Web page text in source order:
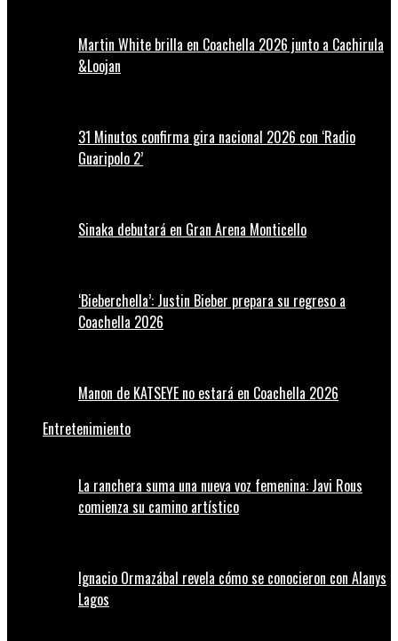
Martin White brilla en Coachella 2026 junto a Cachirula
&Loojan
31 Minutos confirma gira nacional 2026 con ‘Radio
Guaripolo 2’
Sinaka debutará en Gran Arena Monticello
‘Bieberchella’: Justin Bieber prepara su regreso a
Coachella 2026
Manon de KATSEYE no estará en Coachella 2026
Entretenimiento
La ranchera suma una nueva voz femenina: Javi Rous
comienza su camino artístico
Ignacio Ormazábal revela cómo se conocieron con Alanys
Lagos